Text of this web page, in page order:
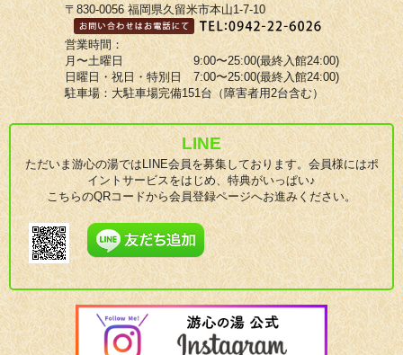
〒830-0056 福岡県久留米市本山1-7-10
営業時間：
月〜土曜日 9:00〜25:00(最終入館24:00)
日曜日・祝日・特別日 7:00〜25:00(最終入館24:00)
駐車場：大駐車場完備151台（障害者用2台含む）
LINE
ただいま游心の湯ではLINE会員を募集しております。会員様にはポ
イントサービスをはじめ、特典がいっぱい♪
こちらのQRコードから会員登録ページへお進みください。